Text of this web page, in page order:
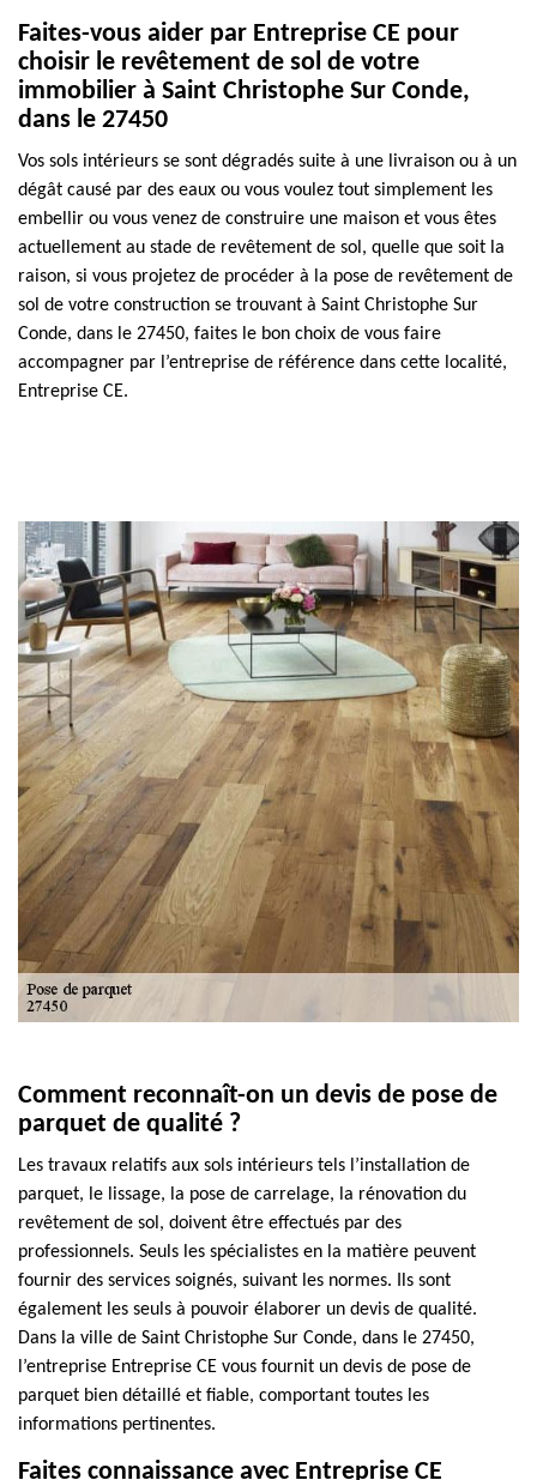
Faites-vous aider par Entreprise CE pour
choisir le revêtement de sol de votre
immobilier à Saint Christophe Sur Conde,
dans le 27450
Vos sols intérieurs se sont dégradés suite à une livraison ou à un
dégât causé par des eaux ou vous voulez tout simplement les
embellir ou vous venez de construire une maison et vous êtes
actuellement au stade de revêtement de sol, quelle que soit la
raison, si vous projetez de procéder à la pose de revêtement de
sol de votre construction se trouvant à Saint Christophe Sur
Conde, dans le 27450, faites le bon choix de vous faire
accompagner par l’entreprise de référence dans cette localité,
Entreprise CE.
Comment reconnaît-on un devis de pose de
parquet de qualité ?
Les travaux relatifs aux sols intérieurs tels l’installation de
parquet, le lissage, la pose de carrelage, la rénovation du
revêtement de sol, doivent être effectués par des
professionnels. Seuls les spécialistes en la matière peuvent
fournir des services soignés, suivant les normes. Ils sont
également les seuls à pouvoir élaborer un devis de qualité.
Dans la ville de Saint Christophe Sur Conde, dans le 27450,
l’entreprise Entreprise CE vous fournit un devis de pose de
parquet bien détaillé et fiable, comportant toutes les
informations pertinentes.
Faites connaissance avec Entreprise CE